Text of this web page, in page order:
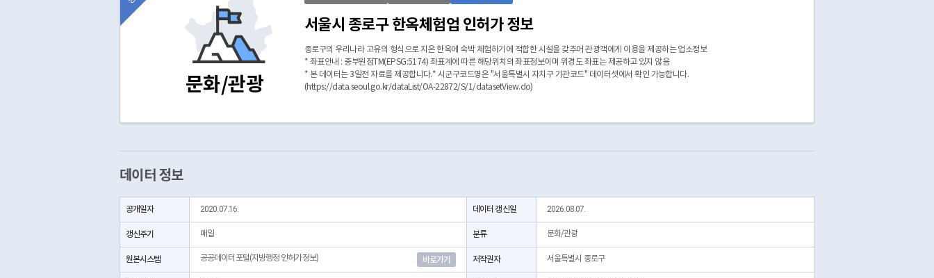
문화/관광
서울시 종로구 한옥체험업 인허가 정보
종로구의 우리나라 고유의 형식으로 지은 한옥에 숙박 체험하기에 적합한 시설을 갖추어 관광객에게 이용을 제공하는 업소정보
* 좌표안내 : 중부원점TM(EPSG:5174) 좌표계에 따른 해당위치의 좌표정보이며 위경도 좌표는 제공하고 있지 않음
* 본 데이터는 3일전 자료를 제공합니다.* 시군구코드명은 "서울특별시 자치구 기관코드" 데이터셋에서 확인 가능합니다.
(https://data.seoul.go.kr/dataList/OA-22872/S/1/datasetView.do)
데이터 정보
공개일자 2020.07.16. 데이터 갱신일 2026.08.07.
갱신주기 매일 분류 문화/관광
원본시스템 공공데이터포털(지방행정 인허가정보) 바로가기 저작권자 서울특별시 종로구